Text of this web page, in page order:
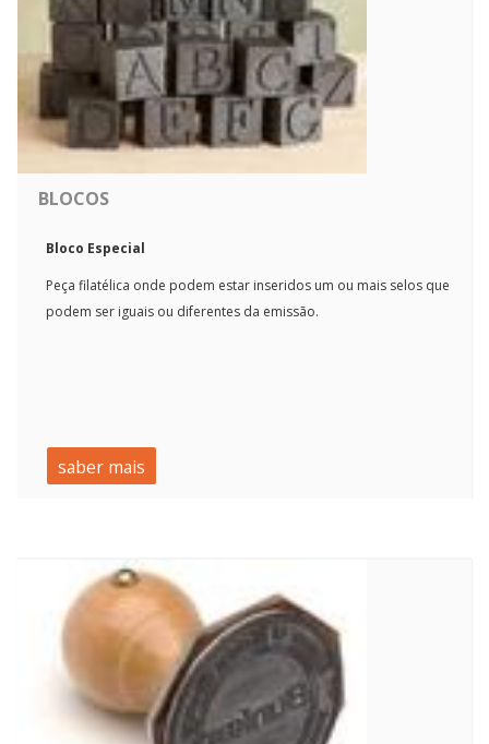
BLOCOS
Bloco Especial
Peça filatélica onde podem estar inseridos um ou mais selos que
podem ser iguais ou diferentes da emissão.
saber mais